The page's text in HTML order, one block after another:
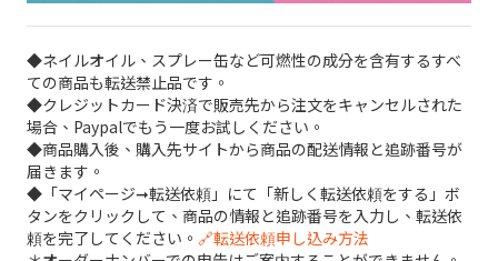
◆ネイルオイル、スプレー缶など可燃性の成分を含有するすべ
ての商品も転送禁止品です。
◆クレジットカード決済で販売先から注文をキャンセルされた
場合、Paypalでもう一度お試しください。
◆商品購入後、購入先サイトから商品の配送情報と追跡番号が
届きます。
◆「マイページ➞転送依頼」にて「新しく転送依頼をする」ボ
タンをクリックして、商品の情報と追跡番号を入力し、転送依
頼を完了してください。 🔗転送依頼申し込み方法